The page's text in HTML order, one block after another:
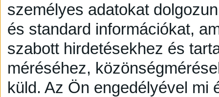
személyes adatokat
és standard információkat,
szabott hirdetésekhez és
méréséhez,
küld. Az Ön engedélyével mi